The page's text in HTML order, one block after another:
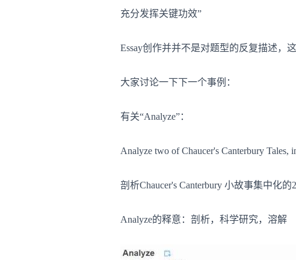
充分发挥关键功效”
Essay创作并并不是对题型的反复描述，
大家讨论一下下一个事例：
有关“Analyze”：
Analyze two of Chaucer's Canterbury Tales,
剖析Chaucer's Canterbury 小故事集中化
Analyze的释意：剖析，科学研究，溶解